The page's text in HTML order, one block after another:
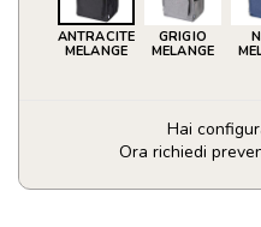
ANTRACITE
MELANGE
GRIGIO
MELANGE
Hai
Ora richiedi
Zaino